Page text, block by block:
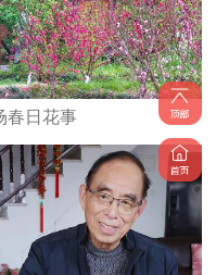
春日花事